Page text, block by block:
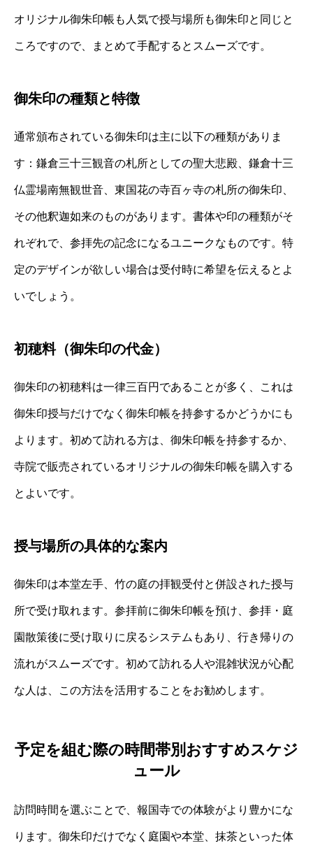
オリジナル御朱印帳も人気で授与場所も御朱印と同じと
ころですので、まとめて手配するとスムーズです。
御朱印の種類と特徴
通常頒布されている御朱印は主に以下の種類がありま
す：鎌倉三十三観音の札所としての聖大悲殿、鎌倉十三
仏霊場南無観世音、東国花の寺百ヶ寺の札所の御朱印、
その他釈迦如来のものがあります。書体や印の種類がそ
れぞれで、参拝先の記念になるユニークなものです。特
定のデザインが欲しい場合は受付時に希望を伝えるとよ
いでしょう。
初穂料（御朱印の代金）
御朱印の初穂料は一律三百円であることが多く、これは
御朱印授与だけでなく御朱印帳を持参するかどうかにも
よります。初めて訪れる方は、御朱印帳を持参するか、
寺院で販売されているオリジナルの御朱印帳を購入する
とよいです。
授与場所の具体的な案内
御朱印は本堂左手、竹の庭の拝観受付と併設された授与
所で受け取れます。参拝前に御朱印帳を預け、参拝・庭
園散策後に受け取りに戻るシステムもあり、行き帰りの
流れがスムーズです。初めて訪れる人や混雑状況が心配
な人は、この方法を活用することをお勧めします。
予定を組む際の時間帯別おすすめスケジ
ュール
訪問時間を選ぶことで、報国寺での体験がより豊かにな
ります。御朱印だけでなく庭園や本堂、抹茶といった体